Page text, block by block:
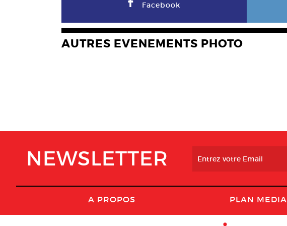
F Facebook
AUTRES EVENEMENTS PHOTO
NEWSLETTER
A PROPOS PLAN MEDIA